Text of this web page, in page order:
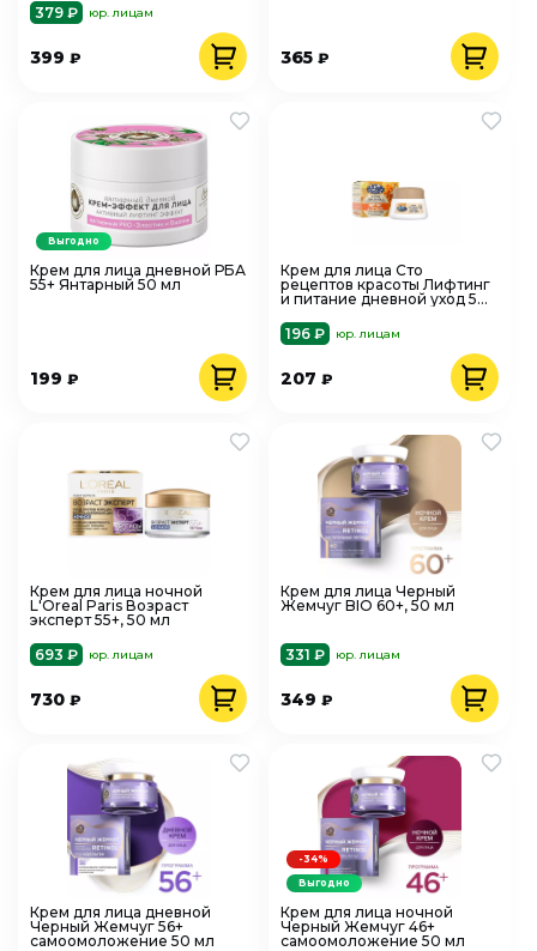
379 ₽
юр. лицам
399 ₽ 365₽
Крем для лица дневной РБА
55+ Янтарный 50 мл
199 ₽
Выгодно
Крем для лица Сто
рецептов красоты Лифтинг
и питание дневной уход 50
196 ₽
юр. лицам
207₽
Крем для лица ночной
L'Oreal Paris Возраст
эксперт 55+, 50 мл
693 ₽
юр. лицам
730 ₽
Крем для лица Черный
Жемчуг BIO 60+, 50 мл
331 ₽ юр. лицам
349₽
Крем для лица дневной
Черный Жемчуг 56+
самоомоложение 50 мл
Крем для лица ночной
Черный Жемчуг 46+
самоомоложение 50 мл
-34%
Выгодно